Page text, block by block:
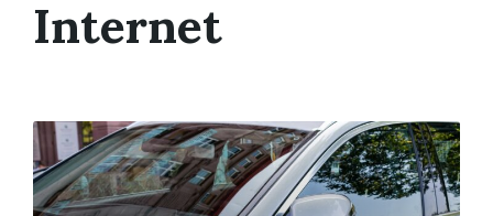
Internet
Mehr
erfahren